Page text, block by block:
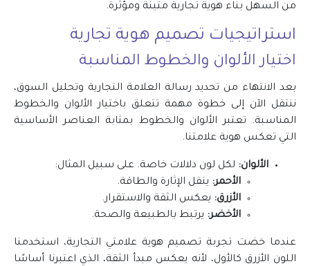
من السهل بناء هوية تجارية متينة ومؤثرة.
استراتيجيات تصميم هوية تجارية
اختيار الألوان والخطوط المناسبة
بعد الانتهاء من تحديد رسالة العلامة التجارية وتحليل السوق،
ننتقل الآن إلى خطوة مهمة تتعلق باختيار الألوان والخطوط
المناسبة. تعتبر الألوان والخطوط بمثابة العناصر الأساسية
التي تعكس هوية علامتنا.
الألوان: لكل لون دلالات خاصة. على سبيل المثال:
الأحمر: ينقل الإثارة والطاقة.
الأزرق: يعكس الثقة والاستقرار.
الأخضر: يرتبط بالطبيعة والصحة.
عندما خضت تجربة تصميم هوية علامتي التجارية، استخدمنا
اللون الأزرق كالأول، لأنه يعكس مبدأ الثقة، الذي اعتبرنا أساسًا